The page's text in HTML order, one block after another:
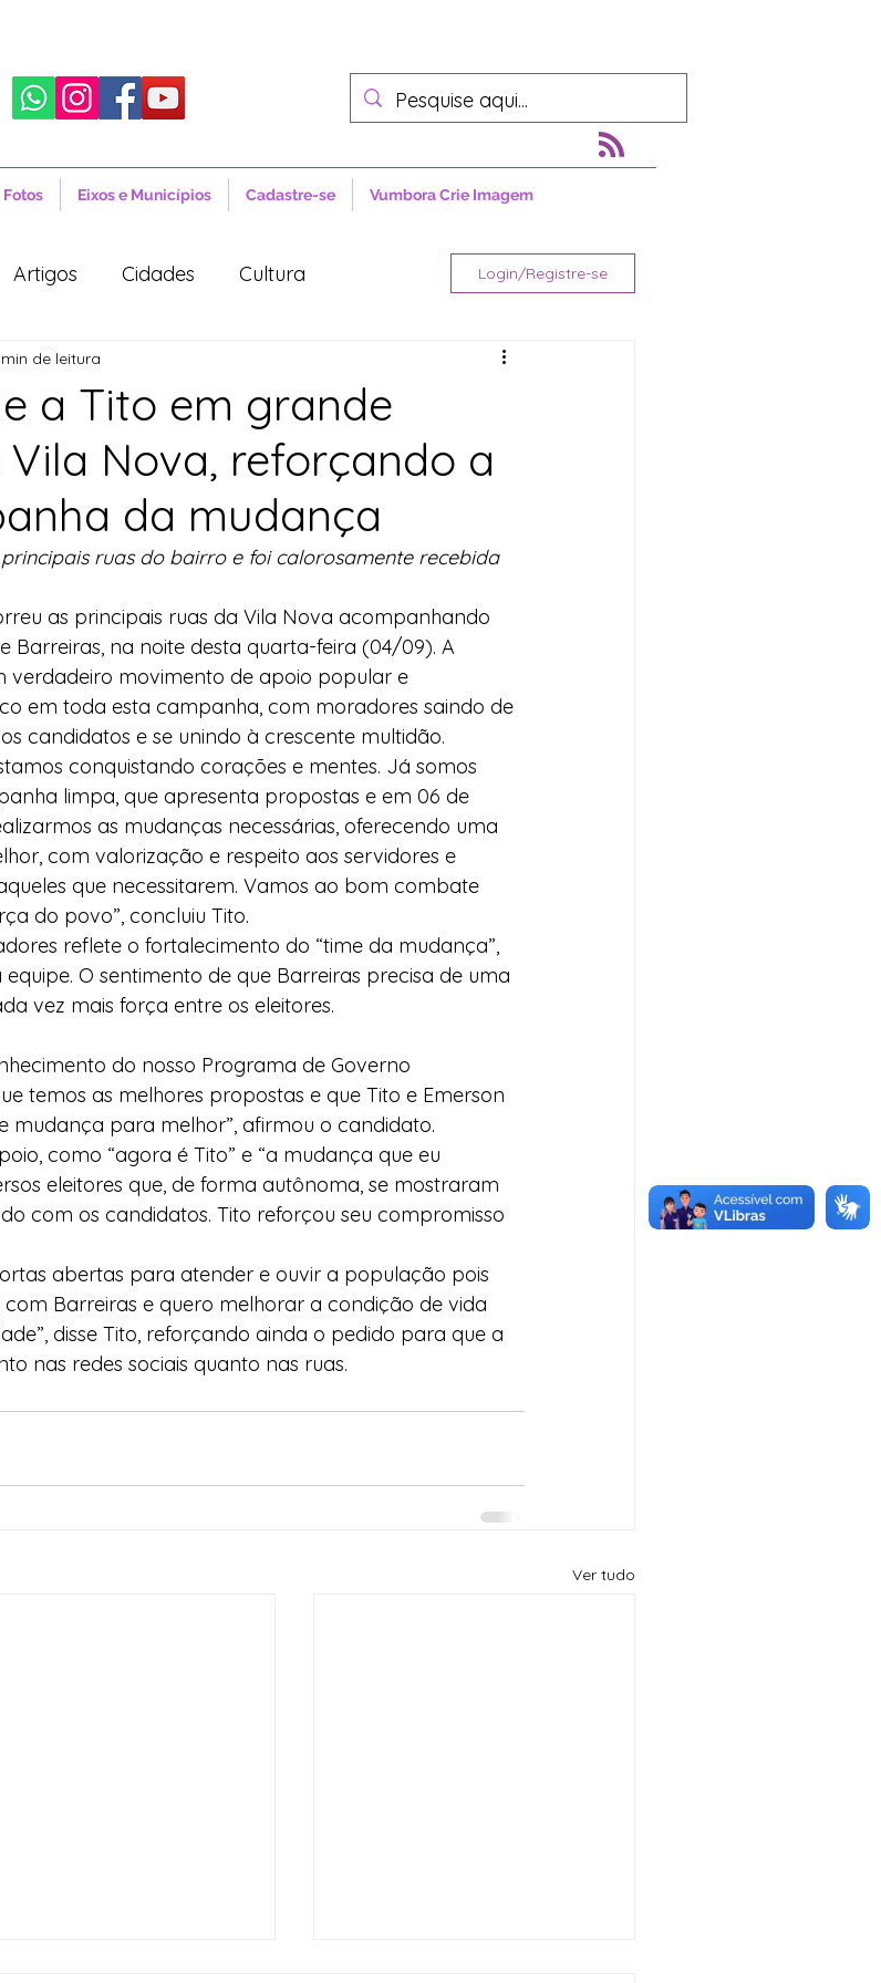
Fotos Eixos e Municípios Cadastre-se Vumbora Crie Imagem
Artigos Cidades Cultura
Notícias
de Lei Política Lula
Água Agricultura Familiar
Familiar Defesa Civil
Direitos Humanos Esporte
Login/Registre-se
a Tito em grande
Nova, reforçando a
da mudança
de leitura
ruas do bairro e foi calorosamente recebida
as principais ruas da Vila Nova acompanhando
Barreiras, na noite desta quarta-feira (04/09). A
verdadeiro movimento de apoio popular e
em toda esta campanha, com moradores saindo de
candidatos e se unindo à crescente multidão.
conquistando corações e mentes. Já somos
limpa, que apresenta propostas e em 06 de
as mudanças necessárias, oferecendo uma
com valorização e respeito aos servidores e
que necessitarem. Vamos ao bom combate
do povo”, concluiu Tito.
reflete o fortalecimento do “time da mudança”,
O sentimento de que Barreiras precisa de uma
vez mais força entre os eleitores.
do nosso Programa de Governo
temos as melhores propostas e que Tito e Emerson
mudança para melhor”, afirmou o candidato.
como “agora é Tito” e “a mudança que eu
eleitores que, de forma autônoma, se mostraram
com os candidatos. Tito reforçou seu compromisso
abertas para atender e ouvir a população pois
Barreiras e quero melhorar a condição de vida
disse Tito, reforçando ainda o pedido para que a
nas redes sociais quanto nas ruas.
Ver tudo